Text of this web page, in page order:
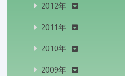
2012年
2011年
2010年
2009年